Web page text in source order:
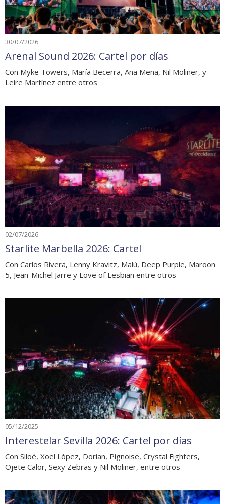
30/07/2026
Arenal Sound 2026: Cartel por días
Con Myke Towers, María Becerra, Ana Mena, Nil Moliner, y
Leire Martínez entre otros
02/07/2026
Starlite Marbella 2026: Cartel
Con Carlos Rivera, Lenny Kravitz, Malú, Deep Purple, Maroon
5, Jean-Michel Jarre y Love of Lesbian entre otros
05/12/2025
Interestelar Sevilla 2026: Cartel por días
Con Siloé, Xoel López, Dorian, Pignoise, Crystal Fighters,
Ojete Calor, Sexy Zebras y Nil Moliner, entre otros